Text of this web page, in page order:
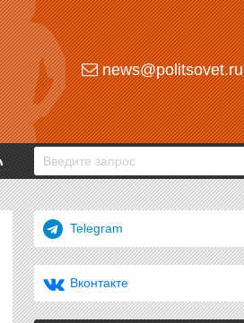
news@politsovet.ru
Telegram
Вконтакте